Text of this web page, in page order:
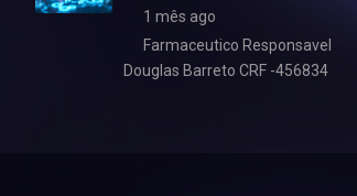
1 mês ago
Farmaceutico Responsavel
Douglas Barreto CRF -456834